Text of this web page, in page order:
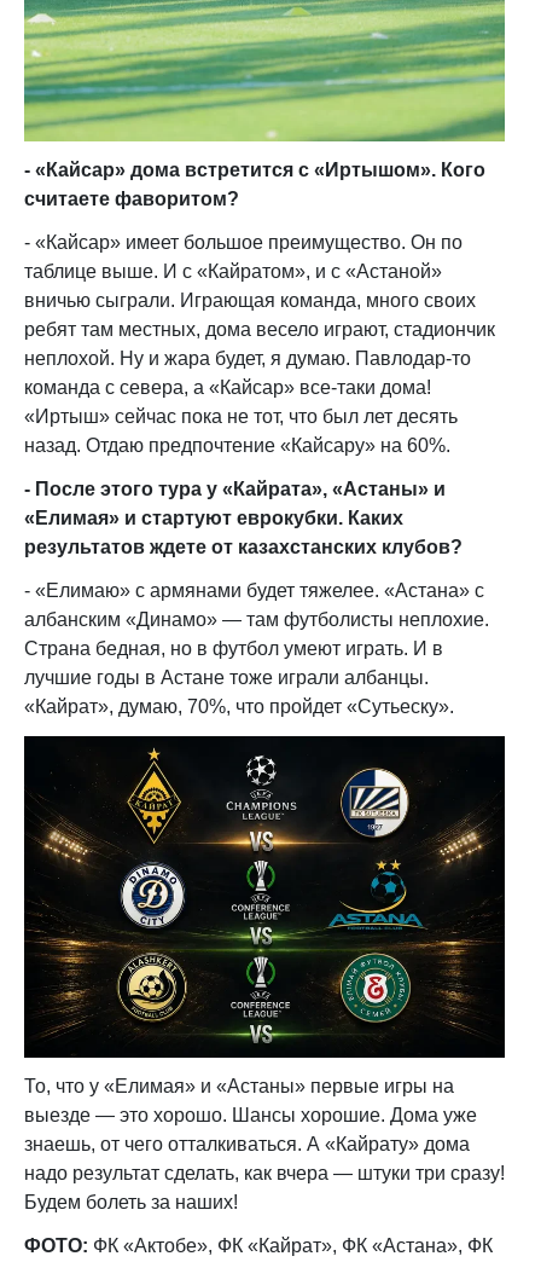
- «Кайсар» дома встретится с «Иртышом». Кого
считаете фаворитом?
- «Кайсар» имеет большое преимущество. Он по
таблице выше. И с «Кайратом», и с «Астаной»
вничью сыграли. Играющая команда, много своих
ребят там местных, дома весело играют, стадиончик
неплохой. Ну и жара будет, я думаю. Павлодар-то
команда с севера, а «Кайсар» все-таки дома!
«Иртыш» сейчас пока не тот, что был лет десять
назад. Отдаю предпочтение «Кайсару» на 60%.
- После этого тура у «Кайрата», «Астаны» и
«Елимая» и стартуют еврокубки. Каких
результатов ждете от казахстанских клубов?
- «Елимаю» с армянами будет тяжелее. «Астана» с
албанским «Динамо» — там футболисты неплохие.
Страна бедная, но в футбол умеют играть. И в
лучшие годы в Астане тоже играли албанцы.
«Кайрат», думаю, 70%, что пройдет «Сутьеску».
То, что у «Елимая» и «Астаны» первые игры на
выезде — это хорошо. Шансы хорошие. Дома уже
знаешь, от чего отталкиваться. А «Кайрату» дома
надо результат сделать, как вчера — штуки три сразу!
Будем болеть за наших!
ФОТО: ФК «Актобе», ФК «Кайрат», ФК «Астана», ФК